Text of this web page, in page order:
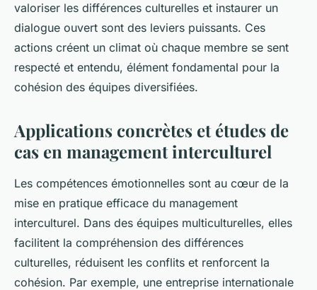
valoriser les différences culturelles et instaurer un
dialogue ouvert sont des leviers puissants. Ces
actions créent un climat où chaque membre se sent
respecté et entendu, élément fondamental pour la
cohésion des équipes diversifiées.
Applications concrètes et études de
cas en management interculturel
Les compétences émotionnelles sont au cœur de la
mise en pratique efficace du management
interculturel. Dans des équipes multiculturelles, elles
facilitent la compréhension des différences
culturelles, réduisent les conflits et renforcent la
cohésion. Par exemple, une entreprise internationale